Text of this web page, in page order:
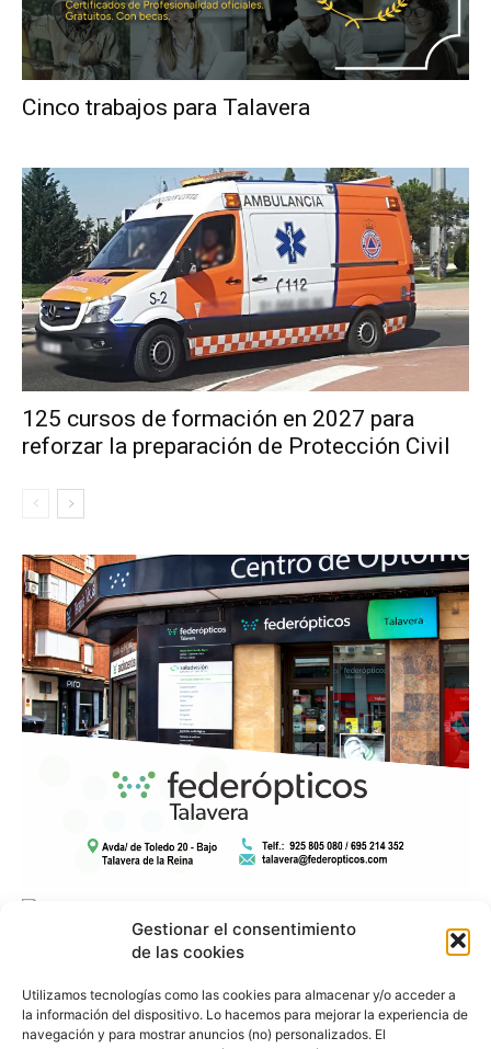
Gestionar el consentimiento
de las cookies
Utilizamos tecnologías como las cookies para almacenar y/o acceder a
la información del dispositivo. Lo hacemos para mejorar la experiencia de
navegación y para mostrar anuncios (no) personalizados. El
Cinco trabajos para Talavera
125 cursos de formación en 2027 para
reforzar la preparación de Protección Civil